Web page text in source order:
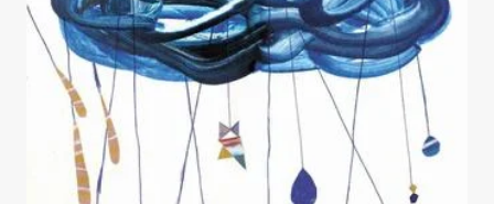
sonho da classificação direta para a Copa
Libertadores e o terror de quem cairá para a
Segunda Divisão colocam em xeque o futuro de
algumas equipes. Todos os duelos estão marcados
para o mesmo horário, às 17h.